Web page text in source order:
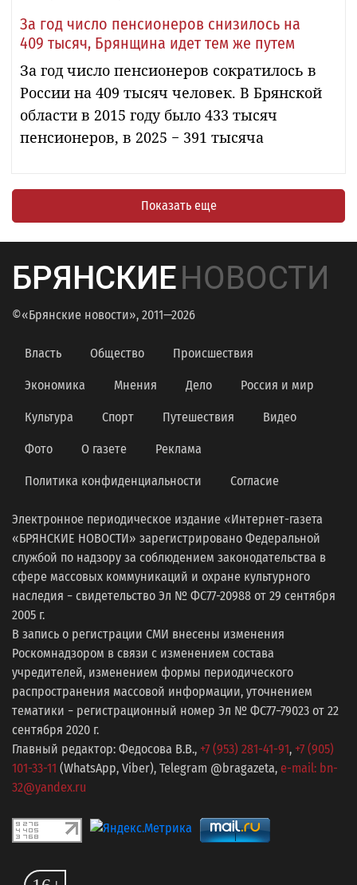
За год число пенсионеров снизилось на
409 тысяч, Брянщина идет тем же путем
За год число пенсионеров сократилось в
России на 409 тысяч человек. В Брянской
области в 2015 году было 433 тысяч
пенсионеров, в 2025 − 391 тысяча
Показать еще
БРЯНСКИЕНОВОСТИ
©«Брянские новости», 2011—2026
Власть Общество Происшествия
Экономика Мнения Дело Россия и мир
Культура Спорт Путешествия Видео
Фото О газете Реклама
Политика конфиденциальности Согласие
Электронное периодическое издание «Интернет-газета
«БРЯНСКИЕ НОВОСТИ» зарегистрировано Федеральной
службой по надзору за соблюдением законодательства в
сфере массовых коммуникаций и охране культурного
наследия − свидетельство Эл № ФС77-20988 от 29 сентября
2005 г.
В запись о регистрации СМИ внесены изменения
Роскомнадзором в связи с изменением состава
учредителей, изменением формы периодического
распространения массовой информации, уточнением
тематики − регистрационный номер Эл № ФС77−79023 от 22
сентября 2020 г.
Главный редактор: Федосова В.В., +7 (953) 281-41-91, +7 (905)
101-33-11 (WhatsApp, Viber), Telegram @bragazeta, e-mail: bn-
32@yandex.ru